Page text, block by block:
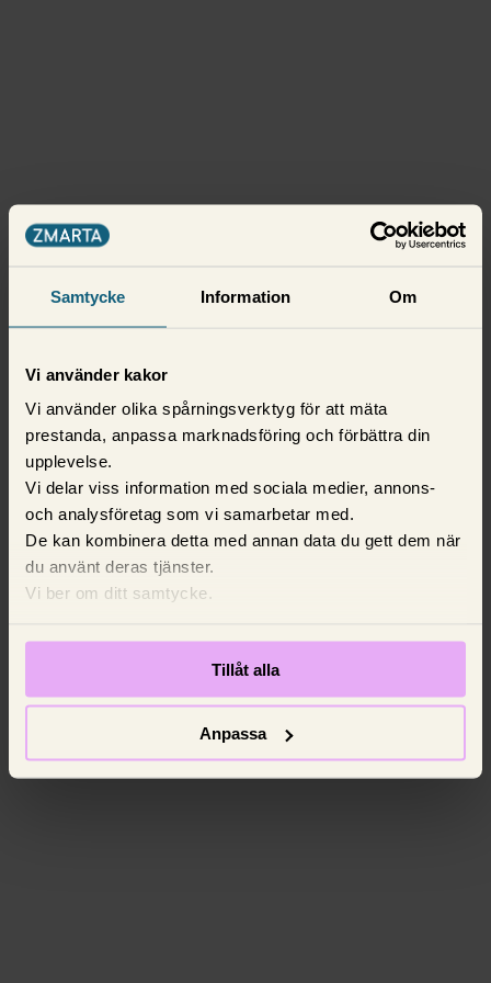
Samtycke Information Om
Vi använder kakor
Vi använder olika spårningsverktyg för att mäta
prestanda, anpassa marknadsföring och förbättra din
upplevelse.
Vi delar viss information med sociala medier, annons-
och analysföretag som vi samarbetar med.
De kan kombinera detta med annan data du gett dem när
du använt deras tjänster.
Vi ber om ditt samtycke.
Tillåt alla
Anpassa